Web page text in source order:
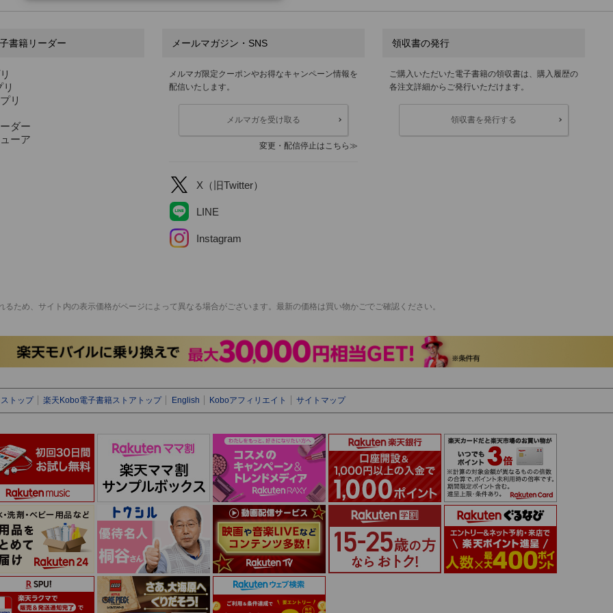
書籍リーダー
リ
ダー
ーア
メールマガジン・SNS
メルマガ限定クーポンやお得なキャンペーン情報を
配信いたします。
メルマガを受け取る
変更・配信停止はこちら
X（旧Twitter）
LINE
Instagram
領収書の発行
ご購入いただいた電子書籍の領収書は、購入履歴の
各注文詳細からご発行いただけます。
領収書を発行する
ため、サイト内の表示価格がページによって異なる場合がございます。最新の価格は買い物かごでご確認ください。
トップ 楽天Kobo電子書籍ストアトップ English Koboアフィリエイト サイトマップ